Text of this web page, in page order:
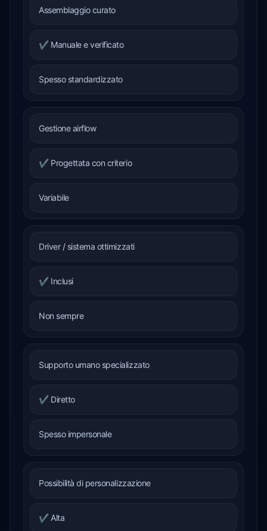
Assemblaggio curato
✔ Manuale e verificato
Spesso standardizzato
Gestione airflow
✔ Progettata con criterio
Variabile
Driver / sistema ottimizzati
✔ Inclusi
Non sempre
Supporto umano specializzato
✔ Diretto
Spesso impersonale
Possibilità di personalizzazione
✔ Alta